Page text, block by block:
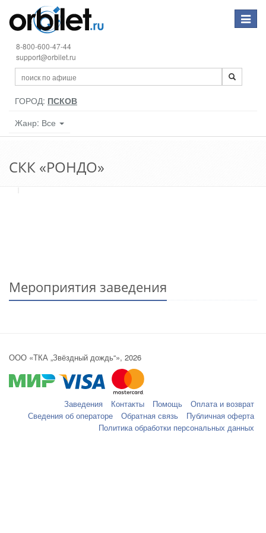
Toggle
8-800-600-47-44
support@orbilet.ru
ГОРОД: ПСКОВ
Жанр: Все
СКК «РОНДО»
Мероприятия заведения
ООО «ТКА „Звёздный дождь“», 2026
Заведения Контакты Помощь
Оплата и возврат
Сведения об операторе
Обратная связь
Публичная оферта
Политика обработки персональных данных